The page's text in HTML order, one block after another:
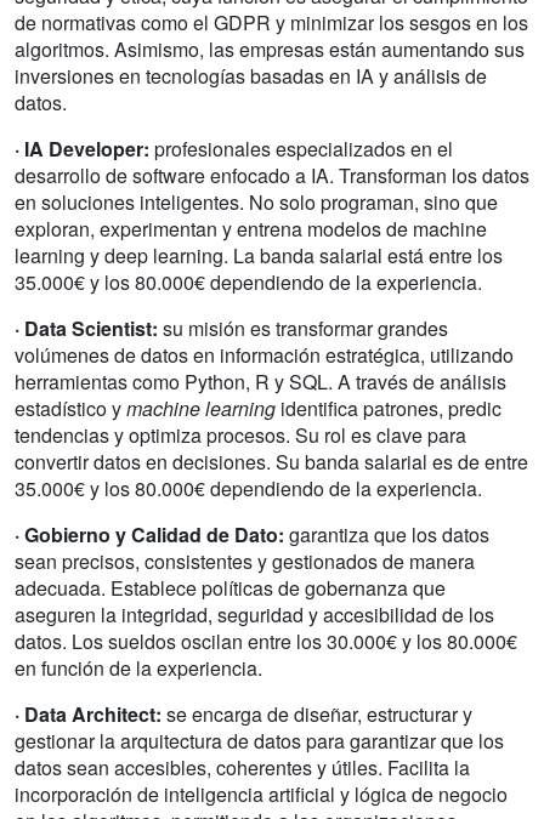
de normativas como el GDPR y minimizar los sesgos en los
algoritmos. Asimismo, las empresas están aumentando sus
inversiones en tecnologías basadas en IA y análisis de
datos.
· IA Developer: profesionales especializados en el
desarrollo de software enfocado a IA. Transforman los datos
en soluciones inteligentes. No solo programan, sino que
exploran, experimentan y entrena modelos de machine
learning y deep learning. La banda salarial está entre los
35.000€ y los 80.000€ dependiendo de la experiencia.
· Data Scientist: su misión es transformar grandes
volúmenes de datos en información estratégica, utilizando
herramientas como Python, R y SQL. A través de análisis
estadístico ymachine learning identifica patrones, predic
tendencias y optimiza procesos. Su rol es clave para
convertir datos en decisiones. Su banda salarial es de entre
35.000€ y los 80.000€ dependiendo de la experiencia.
· Gobierno y Calidad de Dato: garantiza que los datos
sean precisos, consistentes y gestionados de manera
adecuada. Establece políticas de gobernanza que
aseguren la integridad, seguridad y accesibilidad de los
datos. Los sueldos oscilan entre los 30.000€ y los 80.000€
en función de la experiencia.
· Data Architect: se encarga de diseñar, estructurar y
gestionar la arquitectura de datos para garantizar que los
datos sean accesibles, coherentes y útiles. Facilita la
incorporación de inteligencia artificial y lógica de negocio